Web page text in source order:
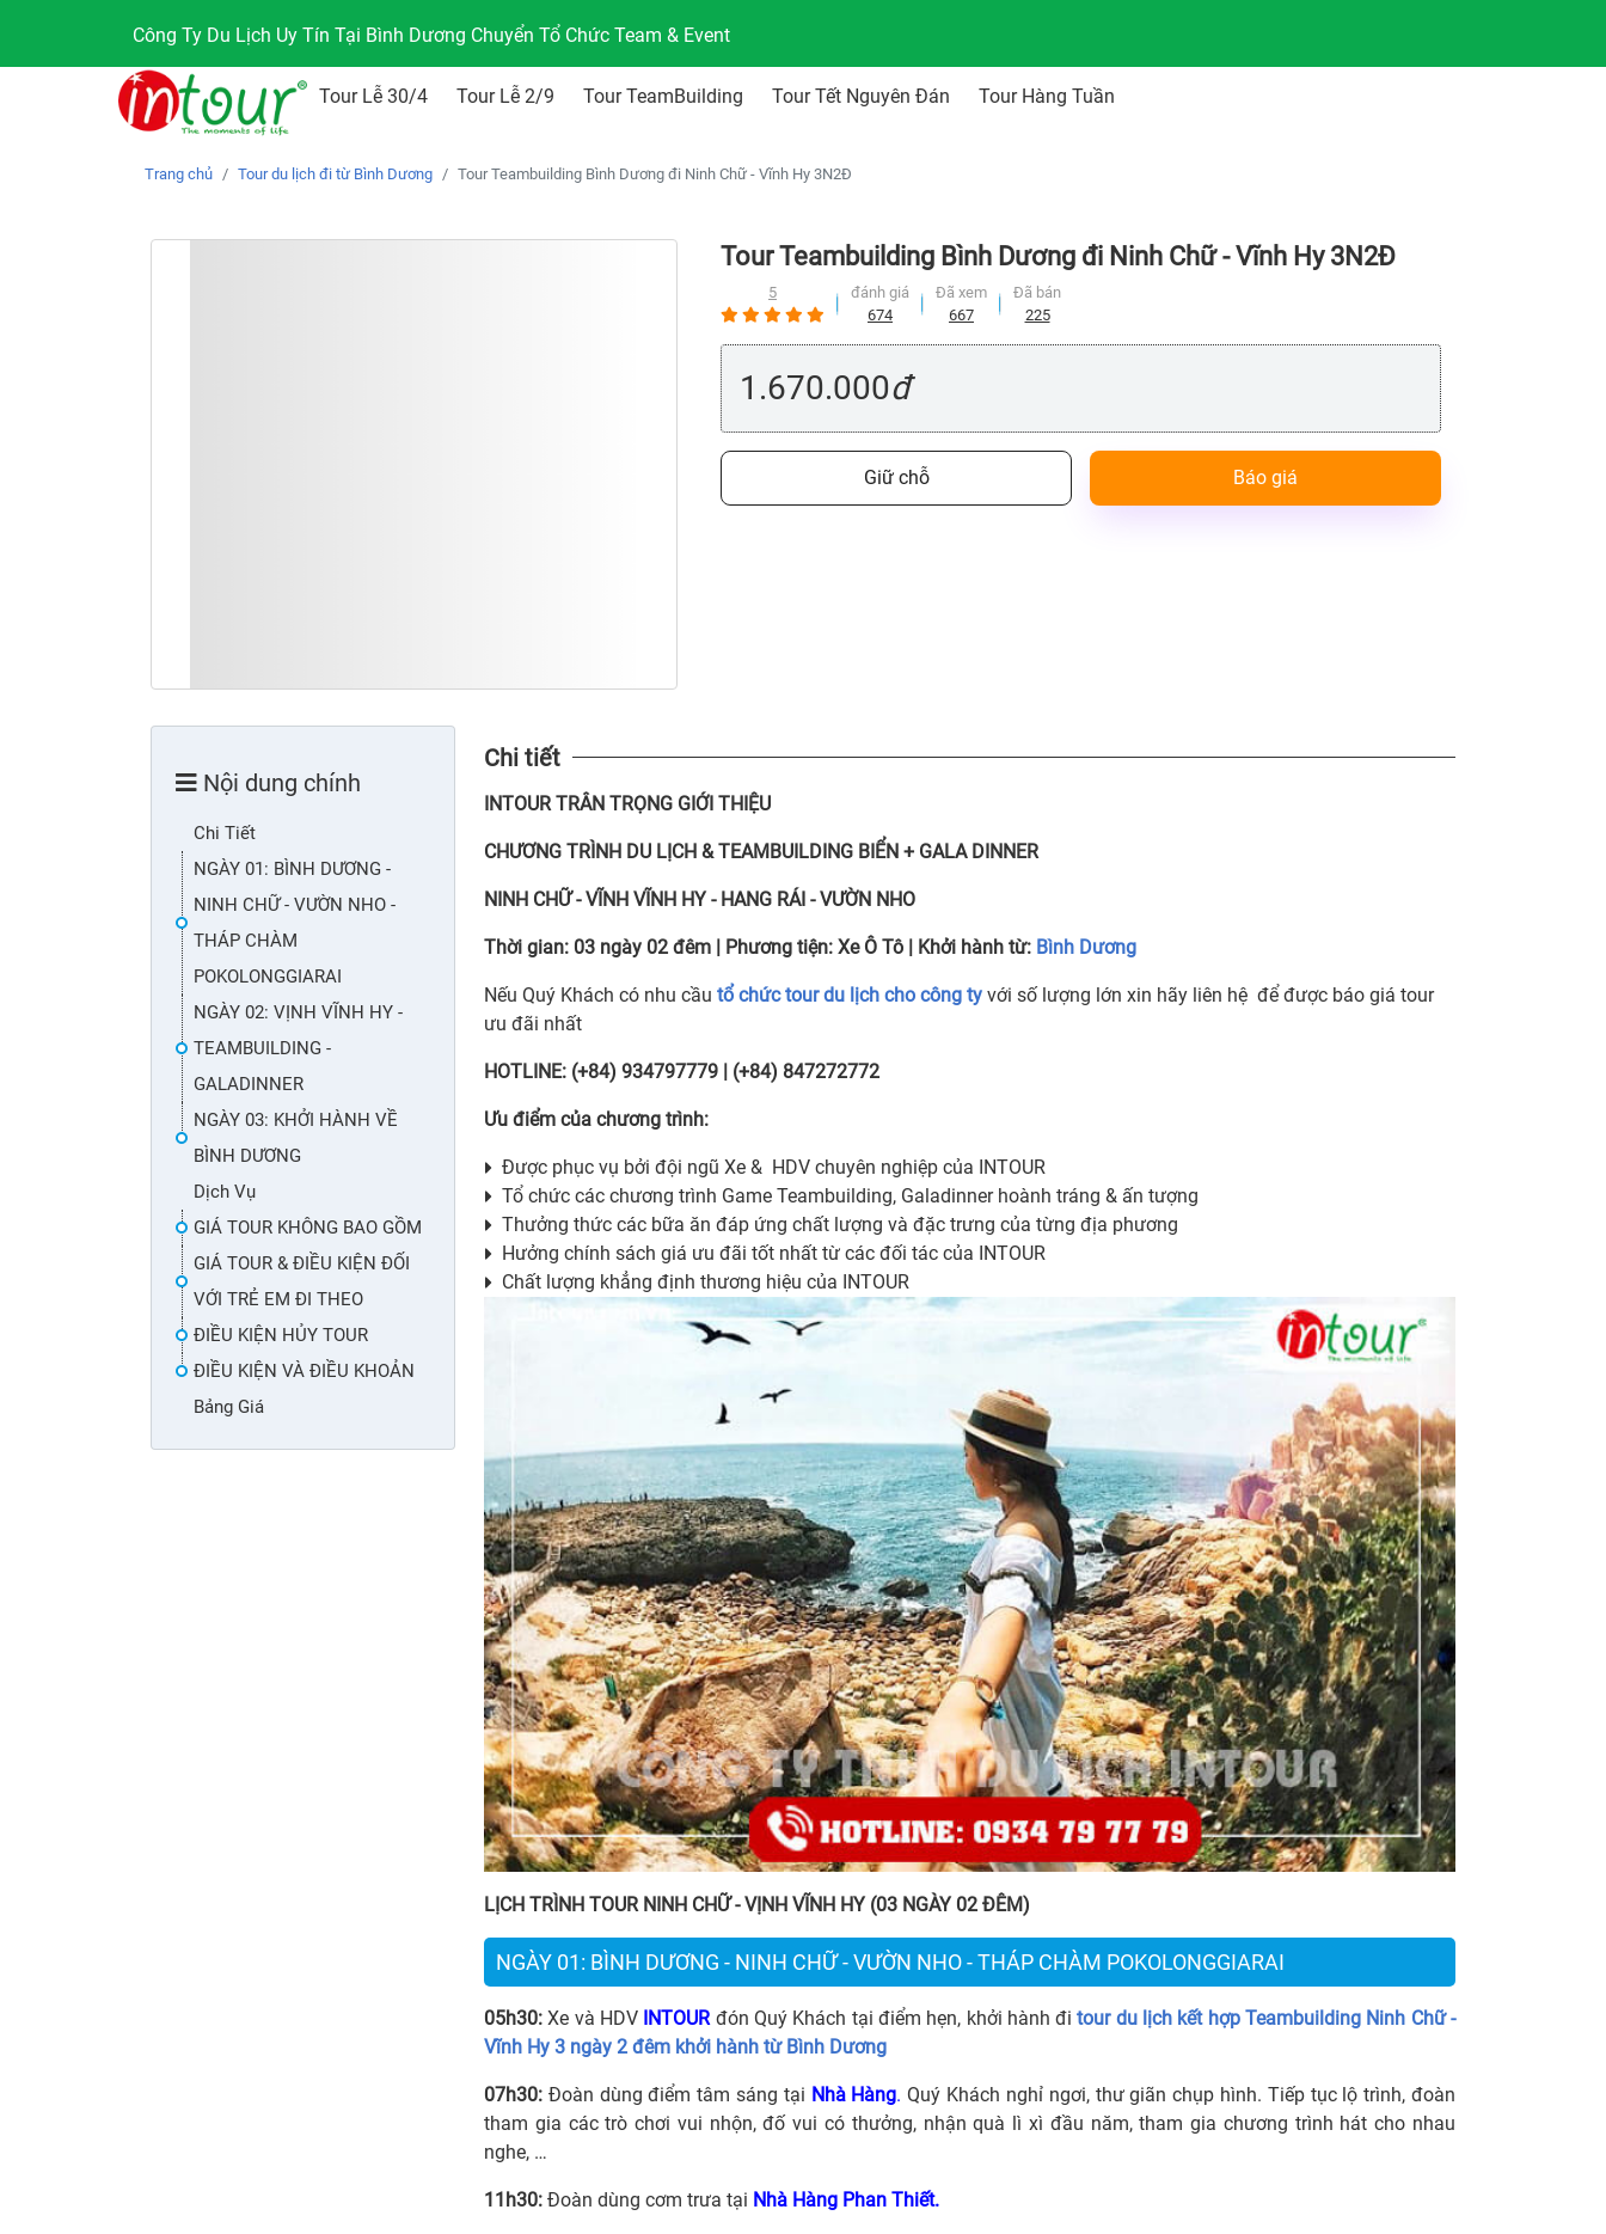
Công Ty Du Lịch Uy Tín Tại Bình Dương Chuyển Tổ Chức Team & Event
Tour Lễ 30/4 Tour Lễ 2/9 Tour TeamBuilding Tour Tết Nguyên Đán Tour Hàng Tuần
Trang chủ Tour du lịch đi từ Bình Dương Tour Teambuilding Bình Dương đi Ninh Chữ - Vĩnh Hy 3N2Đ
Tour Teambuilding Bình Dương đi Ninh Chữ - Vĩnh Hy 3N2Đ
5
đánh giá
674
Đã xem
667
Đã bán
225
1.670.000đ
Giữ chỗ Báo giá
Nội dung chính
Chi Tiết
NGÀY 01: BÌNH DƯƠNG -
NINH CHỮ - VƯỜN NHO -
THÁP CHÀM
POKOLONGGIARAI
NGÀY 02: VỊNH VĨNH HY -
TEAMBUILDING -
GALADINNER
NGÀY 03: KHỞI HÀNH VỀ
BÌNH DƯƠNG
Dịch Vụ
GIÁ TOUR KHÔNG BAO GỒM
GIÁ TOUR & ĐIỀU KIỆN ĐỐI
VỚI TRẺ EM ĐI THEO
ĐIỀU KIỆN HỦY TOUR
ĐIỀU KIỆN VÀ ĐIỀU KHOẢN
Bảng Giá
Chi tiết
INTOURTRÂN TRỌNG GIỚI THIỆU
CHƯƠNG TRÌNH DU LỊCH & TEAMBUILDING BIỂN + GALA DINNER
NINH CHỮ - VĨNH VĨNH HY - HANG RÁI - VƯỜN NHO
Thời gian: 03 ngày 02 đêm | Phương tiện: Xe Ô Tô | Khởi hành từ: Bình Dương
Nếu Quý Khách có nhu cầu tổ chức tour du lịch cho công ty với số lượng lớn xin hãy liên hệ để được báo giá tour
ưu đãi nhất
HOTLINE: (+84) 934797779 | (+84) 847272772
Ưu điểm của chương trình:
Được phục vụ bởi đội ngũ Xe & HDV chuyên nghiệp của INTOUR
Tổ chức các chương trình Game Teambuilding, Galadinner hoành tráng & ấn tượng
Thưởng thức các bữa ăn đáp ứng chất lượng và đặc trưng của từng địa phương
Hưởng chính sách giá ưu đãi tốt nhất từ các đối tác của INTOUR
Chất lượng khẳng định thương hiệu của INTOUR
LỊCH TRÌNH TOUR NINH CHỮ - VỊNH VĨNH HY (03 NGÀY 02 ĐÊM)
NGÀY 01: BÌNH DƯƠNG - NINH CHỮ - VƯỜN NHO - THÁP CHÀM POKOLONGGIARAI
05h30: Xe và HDV INTOUR đón Quý Khách tại điểm hẹn, khởi hành đitour du lịch kết hợp Teambuilding Ninh Chữ -
Vĩnh Hy 3 ngày 2 đêm khởi hành từ Bình Dương
07h30: Đoàn dùng điểm tâm sáng tại Nhà Hàng. Quý Khách nghỉ ngơi, thư giãn chụp hình. Tiếp tục lộ trình, đoàn
tham gia các trò chơi vui nhộn, đố vui có thưởng, nhận quà lì xì đầu năm, tham gia chương trình hát cho nhau
nghe, …
11h30: Đoàn dùng cơm trưa tại Nhà Hàng Phan Thiết.